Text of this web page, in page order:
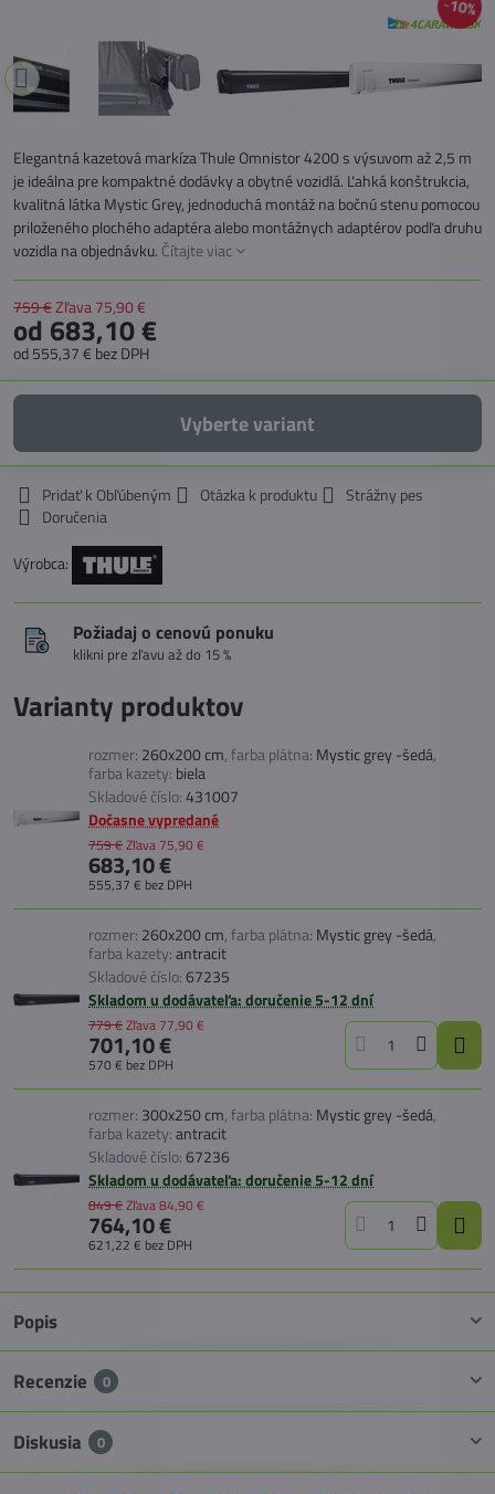
10%
Elegantná kazetová markíza Thule Omnistor 4200 s výsuvom až 2,5 m
je ideálna pre kompaktné dodávky a obytné vozidlá. Ľahká konštrukcia,
kvalitná látka Mystic Grey, jednoduchá montáž na bočnú stenu pomocou
priloženého plochého adaptéra alebo montážnych adaptérov podľa druhu
vozidla na objednávku. Čítajte viac
759 €Zľava75,90 €
od 683,10 €
od 555,37 € bez DPH
Vyberte variant
Pridať k Obľúbeným Otázka k produktu
Strážny pes
Doručenia
Výrobca:
Požiadaj o cenovú ponuku
klikni pre zľavu až do 15 %
Varianty produktov
rozmer: 260x200 cm,farba plátna: Mystic grey -šedá,
farba kazety: biela
Skladové číslo:431007
Dočasne vypredané
759 €Zľava 75,90 €
683,10 €
555,37 € bez DPH
rozmer: 260x200 cm,farba plátna: Mystic grey -šedá,
farba kazety:antracit
Skladové číslo:67235
Skladom u dodávateľa: doručenie 5-12 dní
779 €Zľava 77,90 €
701,10 €
570 € bez DPH
rozmer: 300x250 cm,farba plátna: Mystic grey -šedá,
farba kazety:antracit
Skladové číslo:67236
Skladom u dodávateľa: doručenie 5-12 dní
849 €Zľava84,90 €
764,10 €
621,22 € bez DPH
Popis
Recenzie 0
Diskusia 0